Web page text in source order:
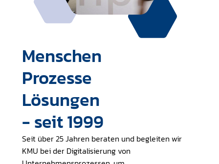
Menschen
Prozesse
Lösungen
- seit 1999
Seit über 25 Jahren beraten und begleiten wir
KMU bei der Digitalisierung von